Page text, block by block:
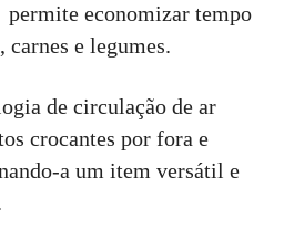
permite economizar tempo
carnes e legumes.
de circulação de ar
crocantes por fora e
a um item versátil e